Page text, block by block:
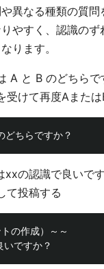
異なる種類の質
やすく、認識の
ります。
A と B のどちら
受けて再度Aまた
の認識で良いで
て投稿する
の作成）～～